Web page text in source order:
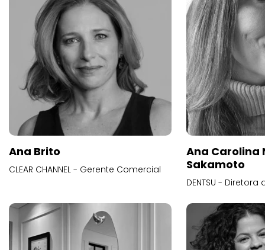
Ana Brito
CLEAR CHANNEL - Gerente Comercial
Ana Carolina
Sakamoto
DENTSU -